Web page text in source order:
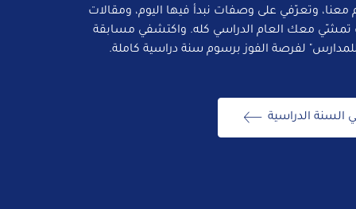
معنا، وتعرّفي على وصفات نبدأ فيها اليوم، ومقالات
تمشّي معك العام الدراسي كله. واكتشفي مسابقة
للمدارس" لفرصة الفوز برسوم سنة دراسية كاملة.
السنة الدراسية